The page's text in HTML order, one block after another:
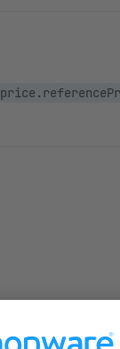
und bei dem